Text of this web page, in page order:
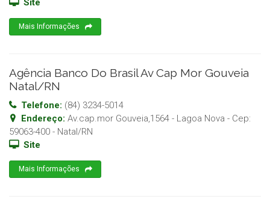
Site
Mais Informações
Agência Banco Do Brasil Av Cap Mor Gouveia
Natal/RN
Telefone: (84) 3234-5014
Endereço: Av.cap.mor Gouveia,1564 - Lagoa Nova - Cep:
59063-400 - Natal/RN
Site
Mais Informações